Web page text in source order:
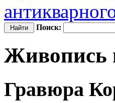
Поиск:
Живопись
Гравюра